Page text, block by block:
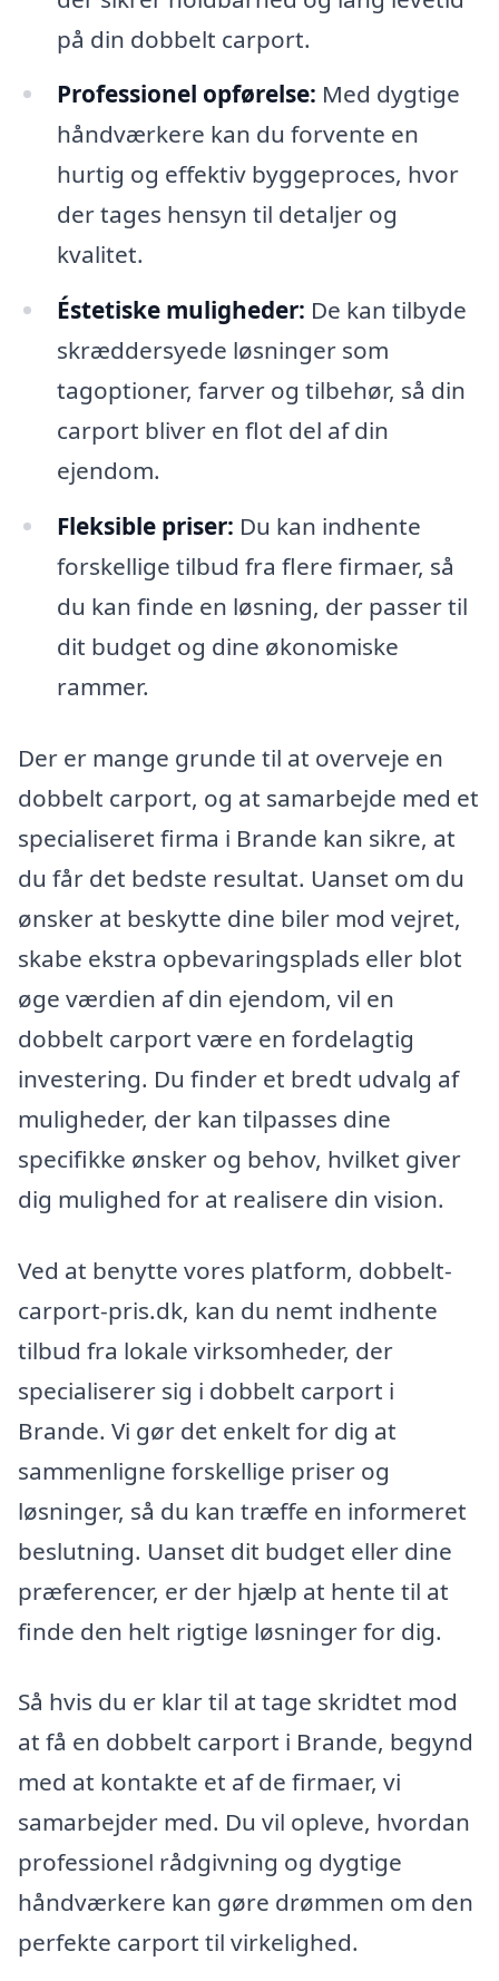
på din dobbelt carport.
Professionel opførelse: Med dygtige
håndværkere kan du forvente en
hurtig og effektiv byggeproces, hvor
der tages hensyn til detaljer og
kvalitet.
Éstetiske muligheder: De kan tilbyde
skræddersyede løsninger som
tagoptioner, farver og tilbehør, så din
carport bliver en flot del af din
ejendom.
Fleksible priser: Du kan indhente
forskellige tilbud fra flere firmaer, så
du kan finde en løsning, der passer til
dit budget og dine økonomiske
rammer.
Der er mange grunde til at overveje en
dobbelt carport, og at samarbejde med et
specialiseret firma i Brande kan sikre, at
du får det bedste resultat. Uanset om du
ønsker at beskytte dine biler mod vejret,
skabe ekstra opbevaringsplads eller blot
øge værdien af din ejendom, vil en
dobbelt carport være en fordelagtig
investering. Du finder et bredt udvalg af
muligheder, der kan tilpasses dine
specifikke ønsker og behov, hvilket giver
dig mulighed for at realisere din vision.
Ved at benytte vores platform, dobbelt-
carport-pris.dk, kan du nemt indhente
tilbud fra lokale virksomheder, der
specialiserer sig i dobbelt carport i
Brande. Vi gør det enkelt for dig at
sammenligne forskellige priser og
løsninger, så du kan træffe en informeret
beslutning. Uanset dit budget eller dine
præferencer, er der hjælp at hente til at
finde den helt rigtige løsninger for dig.
Så hvis du er klar til at tage skridtet mod
at få en dobbelt carport i Brande, begynd
med at kontakte et af de firmaer, vi
samarbejder med. Du vil opleve, hvordan
professionel rådgivning og dygtige
håndværkere kan gøre drømmen om den
perfekte carport til virkelighed.